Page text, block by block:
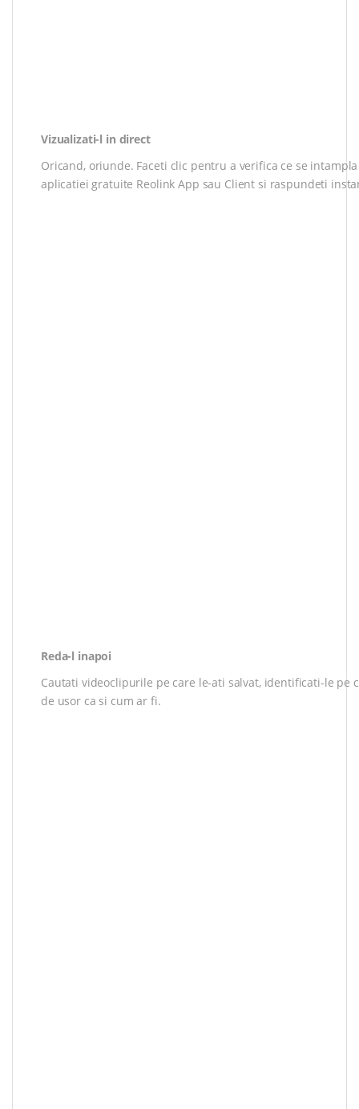
Vizualizati-l in direct
Oricand, oriunde. Faceti clic pentru a verifica ce se
aplicatiei gratuite Reolink App sau Client si raspundeti
Reda-l inapoi
Cautati videoclipurile pe care le-ati salvat, identificati-le pe
de usor ca si cum ar fi.